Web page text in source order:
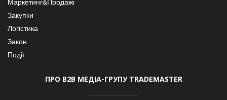
Маркетинг&Продажі
Закупки
Логістика
Закон
Події
ПРО В2В МЕДІА-ГРУПУ TRADEMASTER